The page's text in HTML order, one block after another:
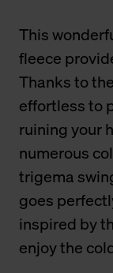
This
fleece
Thanks to
effortless to
ruining your
numerous
trigema
goes
inspired by
enjoy the